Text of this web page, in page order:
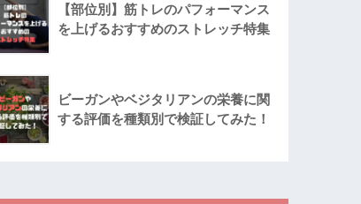
【部位別】筋トレのパフォーマンス
を上げるおすすめのストレッチ特集
ビーガンやベジタリアンの栄養に関
する評価を種類別で検証してみた！